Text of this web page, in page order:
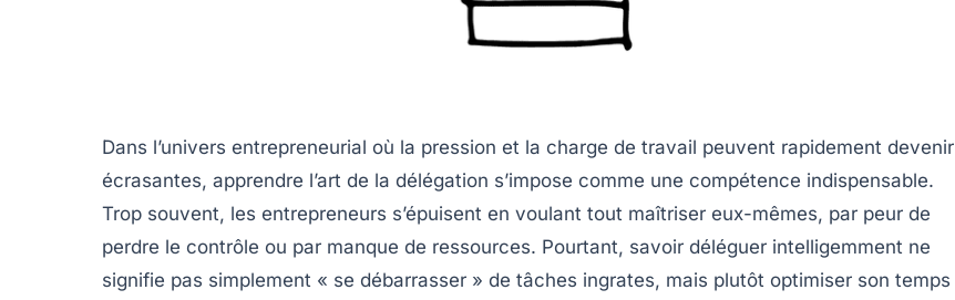
Dans l’univers entrepreneurial où la pression et la charge de travail peuvent rapidement devenir
écrasantes, apprendre l’art de la délégation s’impose comme une compétence indispensable.
Trop souvent, les entrepreneurs s’épuisent en voulant tout maîtriser eux-mêmes, par peur de
perdre le contrôle ou par manque de ressources. Pourtant, savoir déléguer intelligemment ne
signifie pas simplement « se débarrasser » de tâches ingrates, mais plutôt optimiser son temps